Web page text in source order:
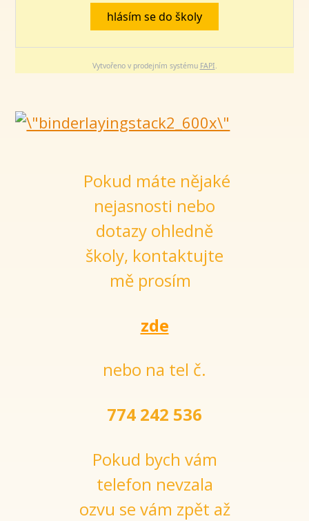
hlásím se do školy
Vytvořeno v prodejním systému FAPI
Pokud máte nějaké
nejasnosti nebo
dotazy ohledně
školy, kontaktujte
mě prosím
zde
nebo na tel č.
774 242 536
Pokud bych vám
telefon nevzala
ozvu se vám zpět až